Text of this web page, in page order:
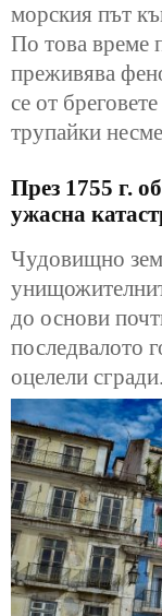
морския път
По това време
преживява
се от
трупайки
През 1755 г.
ужасна
Чудовищно
до основи
последвалото
оцелели сгради.